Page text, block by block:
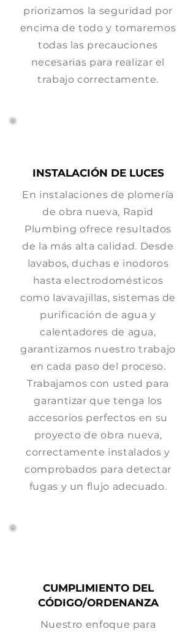
priorizamos la seguridad por
encima de todo y tomaremos
todas las precauciones
necesarias para realizar el
trabajo correctamente.
INSTALACIÓN DE LUCES
En instalaciones de plomería
de obra nueva, Rapid
Plumbing ofrece resultados
de la más alta calidad. Desde
lavabos, duchas e inodoros
hasta electrodomésticos
como lavavajillas, sistemas de
purificación de agua y
calentadores de agua,
garantizamos nuestro trabajo
en cada paso del proceso.
Trabajamos con usted para
garantizar que tenga los
accesorios perfectos en su
proyecto de obra nueva,
correctamente instalados y
comprobados para detectar
fugas y un flujo adecuado.
CUMPLIMIENTO DEL
CÓDIGO/ORDENANZA
Nuestro enfoque para